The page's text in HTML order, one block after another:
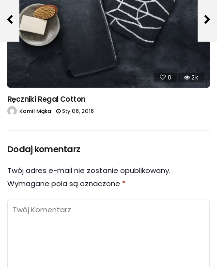
0 2k
Ręczniki Regal Cotton
Kamil Mąka Sty 08, 2018
Dodaj komentarz
Twój adres e-mail nie zostanie opublikowany.
Wymagane pola są oznaczone *